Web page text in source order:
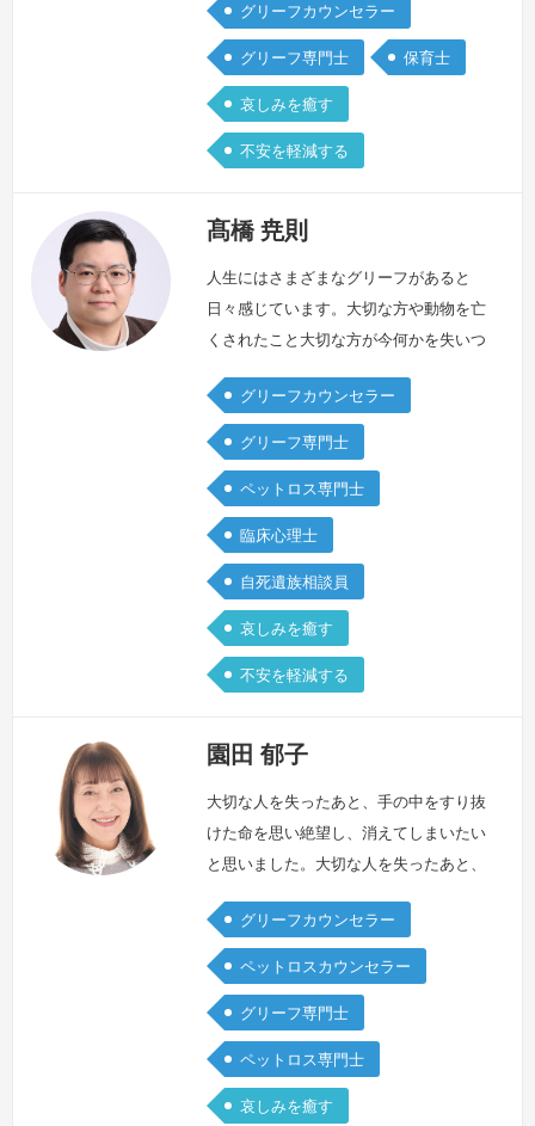
頼・愛情へと再生していく過程を共にさ
せていただいております前田ひとみと申
します。わたしは、不安定な家庭環境の
中で育った事から家族に対する疑問や不
安が常に心の中にあり、その人への不信
感や不安感は、大人になったあとの人間
自分…続きを見る »
グリーフカウンセラー
グリーフ専門士 保育士
哀しみを癒す
不安を軽減する
髙橋 尭則
人生にはさまざまなグリーフがあると
日々感じています。大切な方や動物を亡
くされたこと大切な方が今何かを失いつ
できないこと災害で自分の住む環境が変
わってしまったこと仕事や生活で何かの
喪失があったこと、など私たちはさまざ
まな哀しみを抱えて日々を暮らしている
のではないでしょうか。私は大切な祖父
や恩師であった先生との死別を経験しま
した。失ってしまったことに涙し、自分
の将来…
続きを見る »
グリーフカウンセラー
グリーフ専門士
ペットロス専門士
臨床心理士
自死遺族相談員
哀しみを癒す
不安を軽減する
園田 郁子
大切な人を失ったあと、手の中をすり抜
けた命を思い絶望し、消えてしまいたい
と思いました。大切な人を失ったあと、
ず、苦しみました。大切な人を失ったあ
と、社会生活に追いつけず、途方に暮れ
ました。大切な人を失ったあと、心だけ
でなく体に現れる不調にも悩み、苦しみ
ました。大切な人を失ったあと、押し寄
せる悲しみと不安の渦の真ん中で震え、
一秒ごとに「誰か助けて」と心の中で叫
グリーフカウンセラー
ペットロスカウンセラー
グリーフ専門士
ペットロス専門士
哀しみを癒す